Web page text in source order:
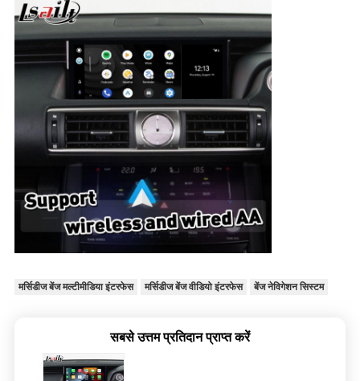
मर्सिडीज बेंज मल्टीमीडिया इंटरफेस मर्सिडीज बेंज वीडियो इंटरफेस बेंज नेविगेशन सिस्टम
सबसे उत्तम प्रतिदान प्राप्त करें